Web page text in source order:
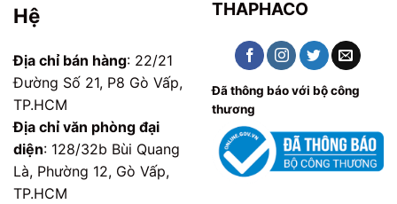
Hệ
Địa chỉ bán hàng: 22/21
Đường Số 21, P8 Gò Vấp,
TP.HCM
Địa chỉ văn phòng đại
diện: 128/32b Bùi Quang
Là, Phường 12, Gò Vấp,
TP.HCM
THAPHACO
Đã thông báo với bộ công
thương